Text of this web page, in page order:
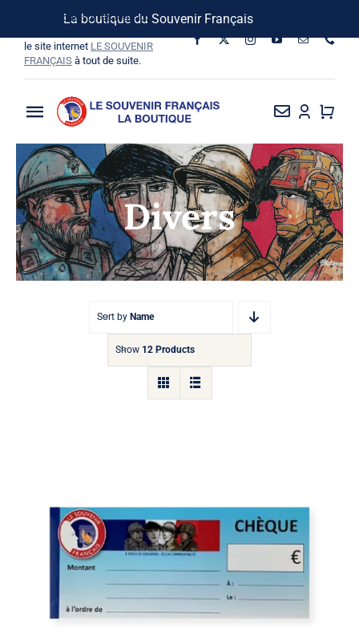
La boutique du Souvenir Français
contenu
Suivez-nous sur les réseaux
le site internet LE SOUVENIR
FRANÇAIS à tout de suite.
Toggle
Navigation
La Boutique
Vins SF-Bardins
Boîte à idées
Divers
Sort by Name
Show 12 Products
Carnet de cheque